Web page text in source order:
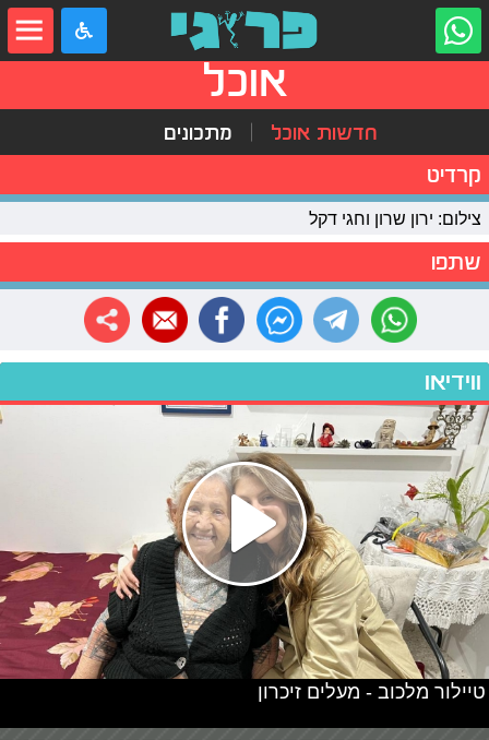
אוכל
חדשות אוכל מתכונים
קרדיט
צילום: ירון שרון וחגי דקל
שתפו
ווידיאו
טיילור מלכוב - מעלים זיכרון